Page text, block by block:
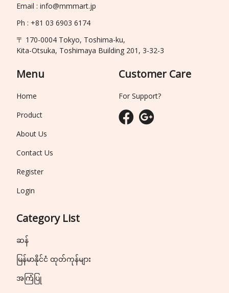
Email : info@mmmart.jp
Ph : +81 03 6903 6174
〒 170-0004 Tokyo, Toshima-ku,
Kita-Otsuka, Toshimaya Building 201, 3-32-3
Menu
Home
Product
About Us
Contact Us
Register
Login
Category List
ဆန်
မြန်မာနိုင်ငံ ထုတ်ကုန်များ
အကြံပြု
Customer Care
For Support?